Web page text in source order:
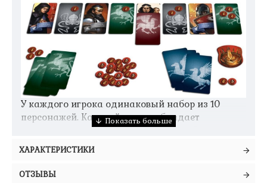
У каждого игрока одинаковый набор из 10
персонажей. Каждый из них обладает
уникальным свойством: кто-то создаёт или
отнимает очки влияния, кто-то выводит из игры
других персонажей, кто-то расставляет
ловушки. Однако, перед началом игры каждый
ХАРАКТЕРИСТИКИ
ОТЗЫВЫ